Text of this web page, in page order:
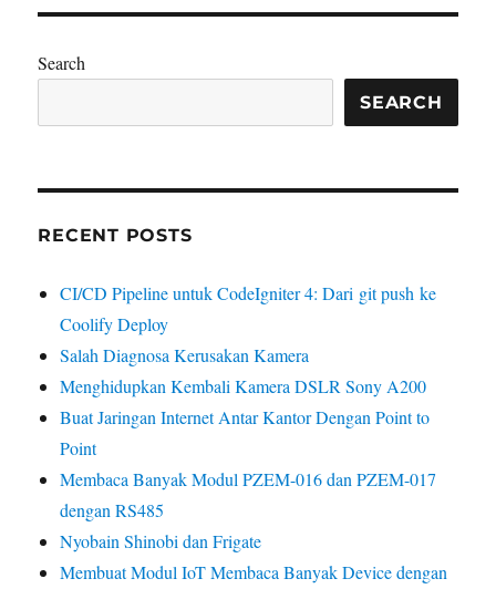
Djorgovski:
Data
the
Century:
from
Astronomy
Search
SEARCH
RECENT POSTS
CI/CD Pipeline untuk CodeIgniter 4: Dari git push ke
Coolify Deploy
Salah Diagnosa Kerusakan Kamera
Menghidupkan Kembali Kamera DSLR Sony A200
Buat Jaringan Internet Antar Kantor Dengan Point to
Point
Membaca Banyak Modul PZEM-016 dan PZEM-017
dengan RS485
Nyobain Shinobi dan Frigate
Membuat Modul IoT Membaca Banyak Device dengan